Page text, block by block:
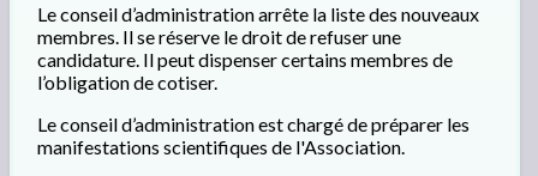
Le conseil d’administration arrête la liste des nouveaux
membres. Il se réserve le droit de refuser une
candidature. Il peut dispenser certains membres de
l’obligation de cotiser.
Le conseil d’administration est chargé de préparer les
manifestations scientifiques de l'Association.